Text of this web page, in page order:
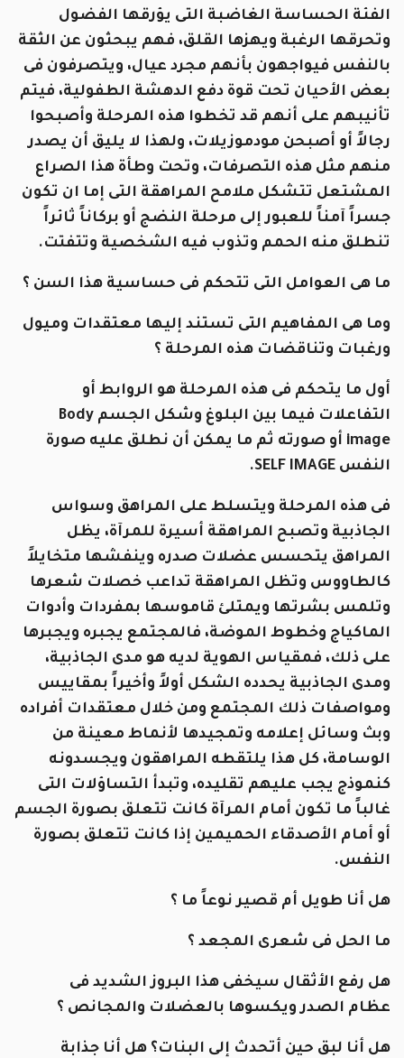
الفئة الحساسة الغاضبة التى يؤرقها الفضول
وتحرقها الرغبة ويهزها القلق، فهم يبحثون عن الثقة
بالنفس فيواجهون بأنهم مجرد عيال، ويتصرفون فى
بعض الأحيان تحت قوة دفع الدهشة الطفولية، فيتم
تأنيبهم على أنهم قد تخطوا هذه المرحلة وأصبحوا
رجالاً أو أصبحن مودموزيلات، ولهذا لا يليق أن يصدر
منهم مثل هذه التصرفات، وتحت وطأة هذا الصراع
المشتعل تتشكل ملامح المراهقة التى إما ان تكون
جسراً آمناً للعبور إلى مرحلة النضج أو بركاناً ثائراً
تنطلق منه الحمم وتذوب فيه الشخصية وتتفتت.
ما هى العوامل التى تتحكم فى حساسية هذا السن ؟
وما هى المفاهيم التى تستند إليها معتقدات وميول
ورغبات وتناقضات هذه المرحلة ؟
أول ما يتحكم فى هذه المرحلة هو الروابط أو
التفاعلات فيما بين البلوغ وشكل الجسم Body
image أو صورته ثم ما يمكن أن نطلق عليه صورة
النفس SELF IMAGE.
فى هذه المرحلة ويتسلط على المراهق وسواس
الجاذبية وتصبح المراهقة أسيرة للمرآة، يظل
المراهق يتحسس عضلات صدره وينفشها متخايلاً
كالطاووس وتظل المراهقة تداعب خصلات شعرها
وتلمس بشرتها ويمتلئ قاموسها بمفردات وأدوات
الماكياج وخطوط الموضة، فالمجتمع يجبره ويجبرها
على ذلك، فمقياس الهوية لديه هو مدى الجاذبية،
ومدى الجاذبية يحدده الشكل أولاً وأخيراً بمقاييس
ومواصفات ذلك المجتمع ومن خلال معتقدات أفراده
وبث وسائل إعلامه وتمجيدها لأنماط معينة من
الوسامة، كل هذا يلتقطه المراهقون ويجسدونه
كنموذج يجب عليهم تقليده، وتبدأ التساؤلات التى
غالباً ما تكون أمام المرآة كانت تتعلق بصورة الجسم
أو أمام الأصدقاء الحميمين إذا كانت تتعلق بصورة
النفس.
هل أنا طويل أم قصير نوعاً ما ؟
ما الحل فى شعرى المجعد ؟
هل رفع الأثقال سيخفى هذا البروز الشديد فى
عظام الصدر ويكسوها بالعضلات والمجانص ؟
هل أنا لبق حين أتحدث إلى البنات؟ هل أنا جذابة